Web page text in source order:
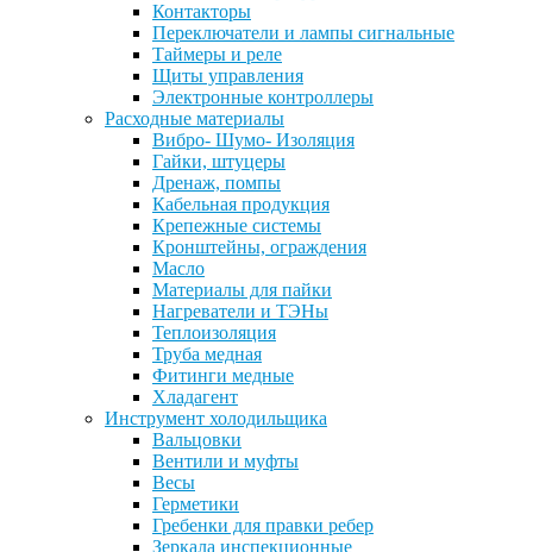
Контакторы
Переключатели и лампы сигнальные
Таймеры и реле
Щиты управления
Электронные контроллеры
Расходные материалы
Вибро- Шумо- Изоляция
Гайки, штуцеры
Дренаж, помпы
Кабельная продукция
Крепежные системы
Кронштейны, ограждения
Масло
Материалы для пайки
Нагреватели и ТЭНы
Теплоизоляция
Труба медная
Фитинги медные
Хладагент
Инструмент холодильщика
Вальцовки
Вентили и муфты
Весы
Герметики
Гребенки для правки ребер
Зеркала инспекционные